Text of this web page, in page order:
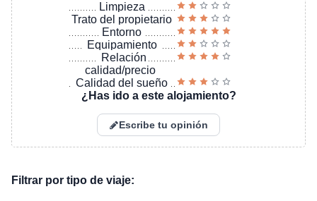
Limpieza
Trato del propietario
Entorno
Equipamiento
Relación
calidad/precio
Calidad del sueño
¿Has ido a este alojamiento?
Escribe tu opinión
Filtrar por tipo de viaje: